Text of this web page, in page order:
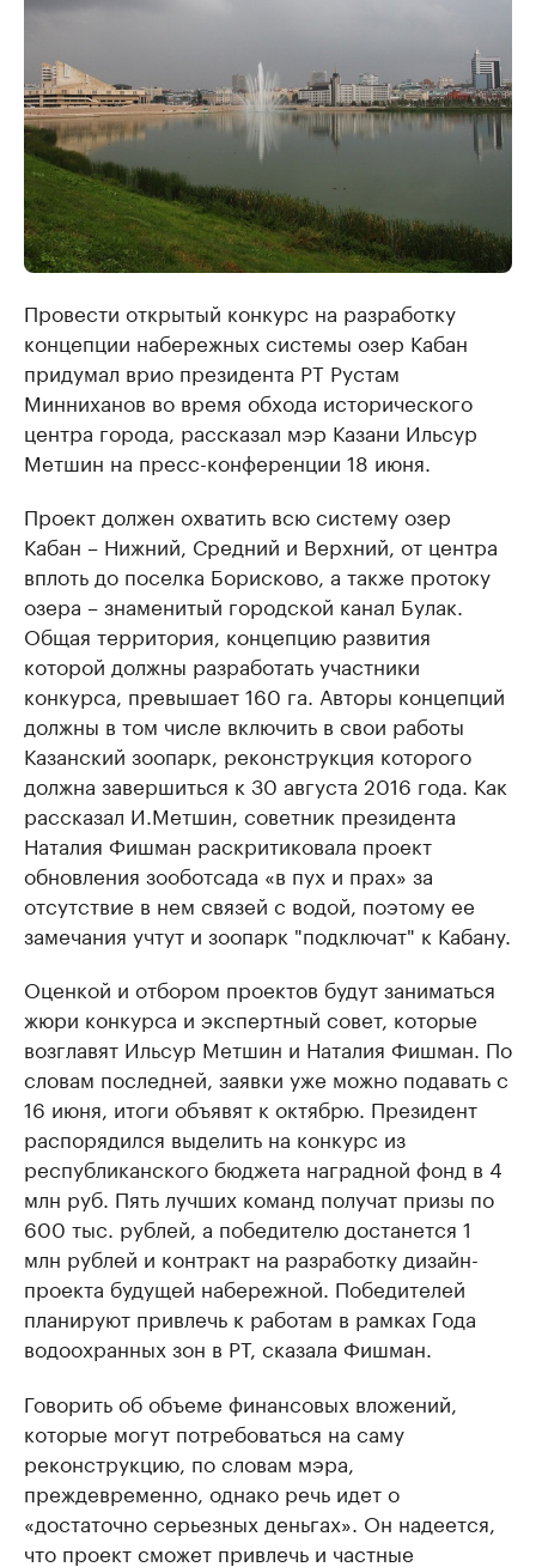
Провести открытый конкурс на разработку
концепции набережных системы озер Кабан
придумал врио президента РТ Рустам
Минниханов во время обхода исторического
центра города, рассказал мэр Казани Ильсур
Метшин на пресс-конференции 18 июня.
Проект должен охватить всю систему озер
Кабан – Нижний, Средний и Верхний, от центра
вплоть до поселка Борисково, а также протоку
озера – знаменитый городской канал Булак.
Общая территория, концепцию развития
которой должны разработать участники
конкурса, превышает 160 га. Авторы концепций
должны в том числе включить в свои работы
Казанский зоопарк, реконструкция которого
должна завершиться к 30 августа 2016 года. Как
рассказал И.Метшин, советник президента
Наталия Фишман раскритиковала проект
обновления зооботсада «в пух и прах» за
отсутствие в нем связей с водой, поэтому ее
замечания учтут и зоопарк "подключат" к Кабану.
Оценкой и отбором проектов будут заниматься
жюри конкурса и экспертный совет, которые
возглавят Ильсур Метшин и Наталия Фишман. По
словам последней, заявки уже можно подавать с
16 июня, итоги объявят к октябрю. Президент
распорядился выделить на конкурс из
республиканского бюджета наградной фонд в 4
млн руб. Пять лучших команд получат призы по
600 тыс. рублей, а победителю достанется 1
млн рублей и контракт на разработку дизайн-
проекта будущей набережной. Победителей
планируют привлечь к работам в рамках Года
водоохранных зон в РТ, сказала Фишман.
Говорить об объеме финансовых вложений,
которые могут потребоваться на саму
реконструкцию, по словам мэра,
преждевременно, однако речь идет о
«достаточно серьезных деньгах». Он надеется,
что проект сможет привлечь и частные